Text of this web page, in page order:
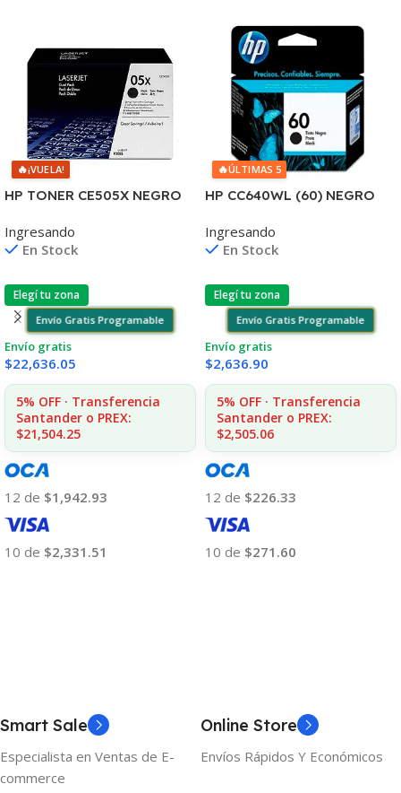
🔥¡VUELA!
HP TONER CE505X NEGRO
Ingresando
En Stock
Elegí tu zona
Envío Gratis Programable
Envío gratis
$22,636.05
5% OFF · Transferencia
Santander o PREX:
$21,504.25
12 de $1,942.93
10 de $2,331.51
🔥ÚLTIMAS 5
HP CC640WL (60) NEGRO
F4580/F4280/F4480/D110
Ingresando
En Stock
Elegí tu zona
Envío Gratis Programable
Envío gratis
$2,636.90
5% OFF · Transferencia
Santander o PREX:
$2,505.06
12 de $226.33
10 de $271.60
Smart Sale
Especialista en Ventas de E-
commerce
Online Store
Envíos Rápidos Y Económicos